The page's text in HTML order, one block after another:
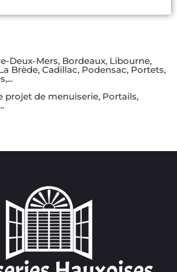
Deux-Mers, Bordeaux, Libourne,
Brède, Cadillac, Podensac, Portets,
projet de menuiserie, Portails,